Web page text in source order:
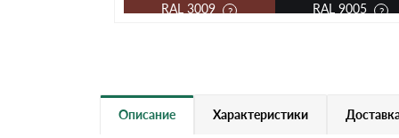
RAL 3009 RAL 9005
RAL 3003
Описание Характеристики